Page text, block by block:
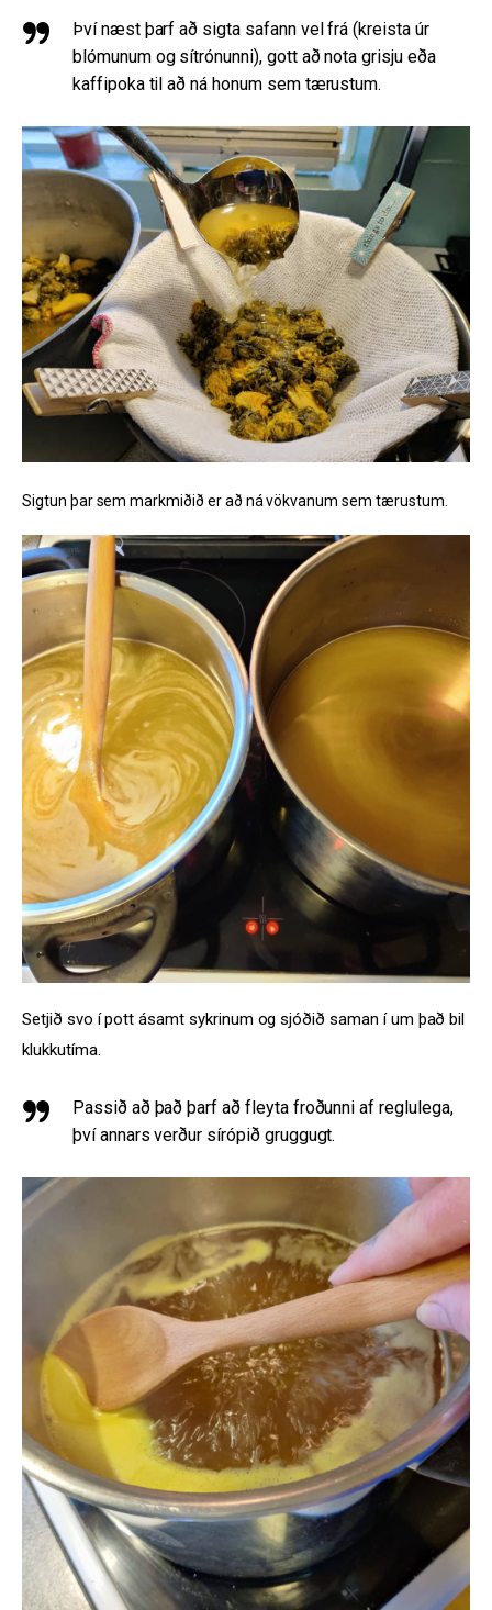
Því næst þarf að sigta safann vel frá (kreista úr
blómunum og sítrónunni), gott að nota grisju eða
kaffipoka til að ná honum sem tærustum.
Sigtun þar sem markmiðið er að ná vökvanum sem tærustum.
Setjið svo í pott ásamt sykrinum og sjóðið saman í um það bil
klukkutíma.
Passið að það þarf að fleyta froðunni af reglulega,
því annars verður sírópið gruggugt.